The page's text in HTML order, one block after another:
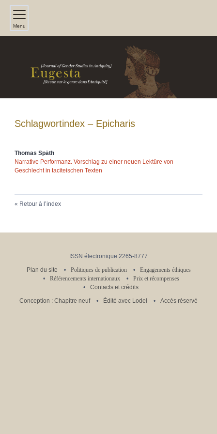
Menu
Schlagwortindex – Epicharis
Thomas Späth
Narrative Performanz. Vorschlag zu einer neuen Lektüre von
Geschlecht in taciteischen Texten
Retour à l’index
ISSN électronique 2265-8777
Plan du site
Politiques de publication
Engagements éthiques
Référencements internationaux
Prix et récompenses
Contacts et crédits
Conception : Chapitre neuf
Édité avec Lodel Accès réservé